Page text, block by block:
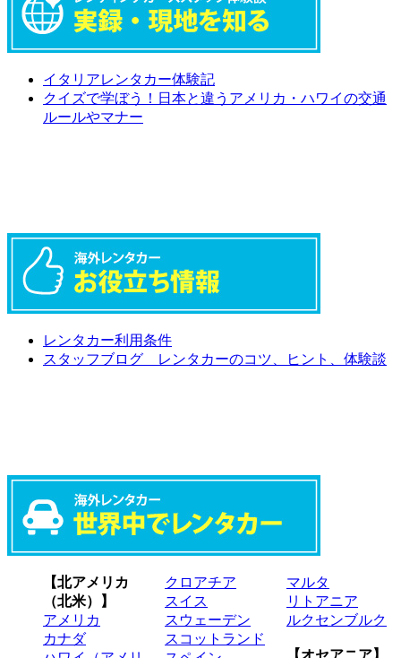
イタリアレンタカー体験記
クイズで学ぼう！日本と違うアメリカ・ハワイの交通
ルールやマナー
レンタカー利用条件
スタッフブログ レンタカーのコツ、ヒント、体験談
【北アメリカ
（北米）】
アメリカ
カナダ
クロアチア
スイス
スウェーデン
スコットランド
マルタ
リトアニア
ルクセンブルク